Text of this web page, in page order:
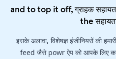
and to top it off, ग्राहक
the
इसके अलावा, विशेषज्ञ इंजीनियरों की
feed जैसे powr ऐप को आपके लिए